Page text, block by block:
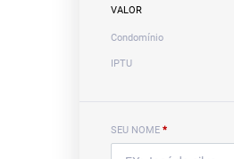
VALOR
Condomínio
IPTU
SEU NOME *